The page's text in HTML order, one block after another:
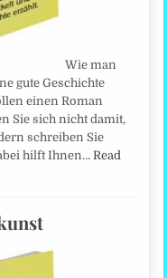
Wie man
gute Geschichte
einen Roman
Sie sich nicht damit,
schreiben Sie
hilft Ihnen…Read